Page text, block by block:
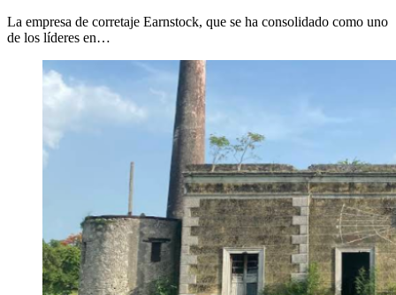
La empresa de corretaje Earnstock, que se ha consolidado como uno
de los líderes en…